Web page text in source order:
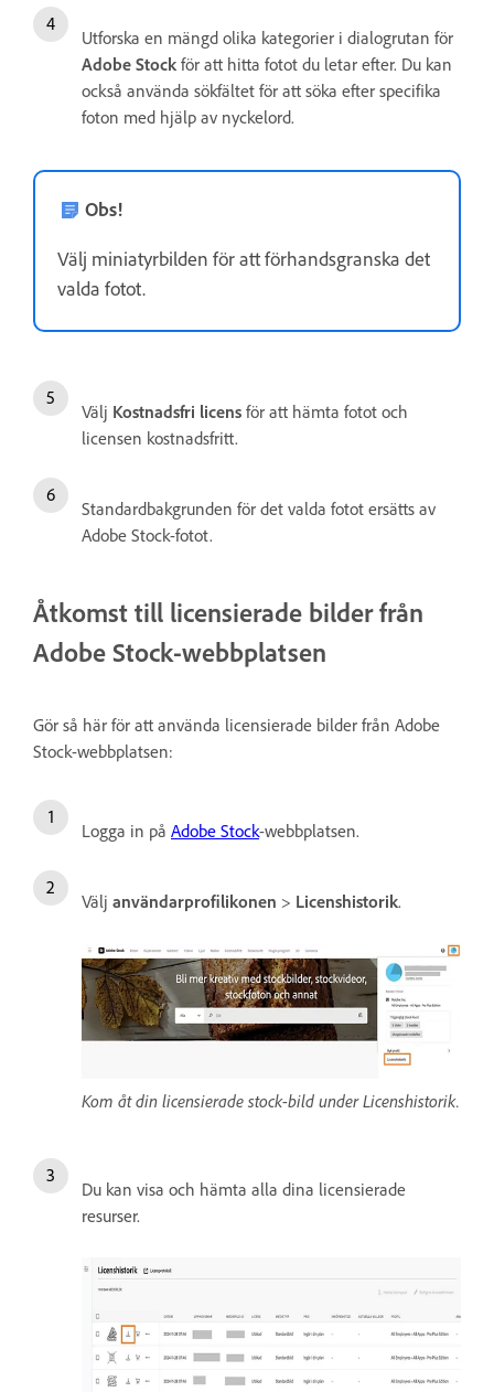
Utforska en mängd olika kategorier i dialogrutan för
Adobe Stock för att hitta fotot du letar efter. Du kan
också använda sökfältet för att söka efter specifika
foton med hjälp av nyckelord.
Obs!
Välj miniatyrbilden för att förhandsgranska det
valda fotot.
Välj Kostnadsfri licens för att hämta fotot och
licensen kostnadsfritt.
Standardbakgrunden för det valda fotot ersätts av
Adobe Stock-fotot.
Åtkomst till licensierade bilder från
Adobe Stock-webbplatsen
Gör så här för att använda licensierade bilder från Adobe
Stock-webbplatsen:
Logga in på Adobe Stock-webbplatsen.
Välj användarprofilikonen > Licenshistorik.
Kom åt din licensierade stock-bild under Licenshistorik.
Du kan visa och hämta alla dina licensierade
resurser.